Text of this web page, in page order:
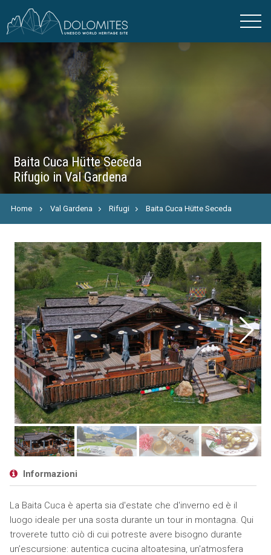
Baita Cuca Hütte Seceda
Rifugio in Val Gardena
Home Val Gardena Rifugi Baita Cuca Hütte Seceda
Informazioni
La Baita Cuca è aperta sia d'estate che d'inverno ed è il
luogo ideale per una sosta durante un tour in montagna. Qui
troverete tutto ciò di cui potreste avere bisogno durante
un’escursione: autentica cucina altoatesina, un'atmosfera